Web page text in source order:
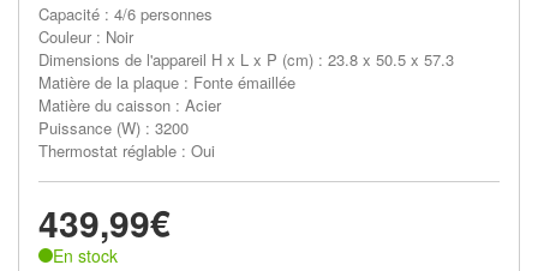
Capacité : 4/6 personnes
Couleur : Noir
Dimensions de l'appareil H x L x P (cm) : 23.8 x 50.5 x 57.3
Matière de la plaque : Fonte émaillée
Matière du caisson : Acier
Puissance (W) : 3200
Thermostat réglable : Oui
439,99€
En stock